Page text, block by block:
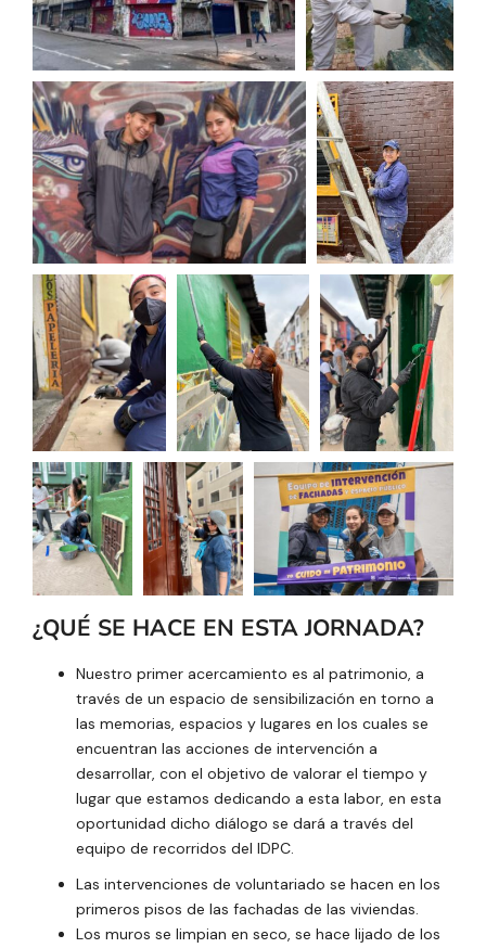
¿QUÉ SE HACE EN ESTA JORNADA?
Nuestro primer acercamiento es al patrimonio, a
través de un espacio de sensibilización en torno a
las memorias, espacios y lugares en los cuales se
encuentran las acciones de intervención a
desarrollar, con el objetivo de valorar el tiempo y
lugar que estamos dedicando a esta labor, en esta
oportunidad dicho diálogo se dará a través del
equipo de recorridos del IDPC.
Las intervenciones de voluntariado se hacen en los
primeros pisos de las fachadas de las viviendas.
Los muros se limpian en seco, se hace lijado de los